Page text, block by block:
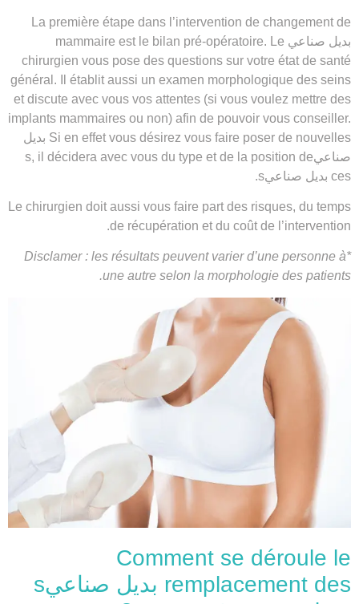
La première étape dans l’intervention de changement de
بديل صناعي mammaire est le bilan pré-opératoire. Le
chirurgien vous pose des questions sur votre état de santé
général. Il établit aussi un examen morphologique des seins
et discute avec vous vos attentes (si vous voulez mettre des
implants mammaires ou non) afin de pouvoir vous conseiller.
Si en effet vous désirez vous faire poser de nouvelles بديل
صناعيs, il décidera avec vous du type et de la position de
ces بديل صناعيs.
Le chirurgien doit aussi vous faire part des risques, du temps
de récupération et du coût de l’intervention.
*Disclamer : les résultats peuvent varier d’une personne à
une autre selon la morphologie des patients.
Comment se déroule le
remplacement des بديل صناعيs